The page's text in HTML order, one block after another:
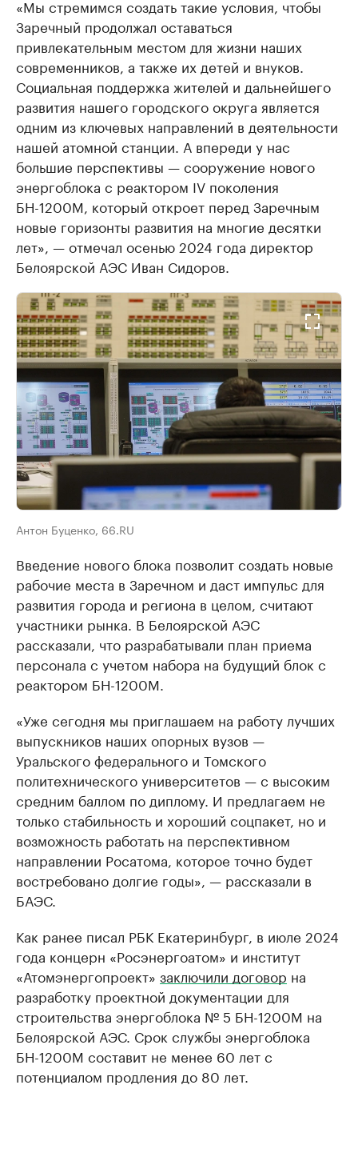
«Мы стремимся создать такие условия, чтобы
Заречный продолжал оставаться
привлекательным местом для жизни наших
современников, а также их детей и внуков.
Социальная поддержка жителей и дальнейшего
развития нашего городского округа является
одним из ключевых направлений в деятельности
нашей атомной станции. А впереди у нас
большие перспективы — сооружение нового
энергоблока с реактором IV поколения
БН-1200М, который откроет перед Заречным
новые горизонты развития на многие десятки
лет», — отмечал осенью 2024 года директор
Белоярской АЭС Иван Сидоров.
Антон Буценко, 66.RU
Введение нового блока позволит создать новые
рабочие места в Заречном и даст импульс для
развития города и региона в целом, считают
участники рынка. В Белоярской АЭС
рассказали, что разрабатывали план приема
персонала с учетом набора на будущий блок с
реактором БН-1200М.
«Уже сегодня мы приглашаем на работу лучших
выпускников наших опорных вузов —
Уральского федерального и Томского
политехнического университетов — с высоким
средним баллом по диплому. И предлагаем не
только стабильность и хороший соцпакет, но и
возможность работать на перспективном
направлении Росатома, которое точно будет
востребовано долгие годы», — рассказали в
БАЭС.
Как ранее писал РБК Екатеринбург, в июле 2024
года концерн «Росэнергоатом» и институт
«Атомэнергопроект» заключили договор на
разработку проектной документации для
строительства энергоблока № 5 БН-1200М на
Белоярской АЭС. Срок службы энергоблока
БН-1200М составит не менее 60 лет с
потенциалом продления до 80 лет.